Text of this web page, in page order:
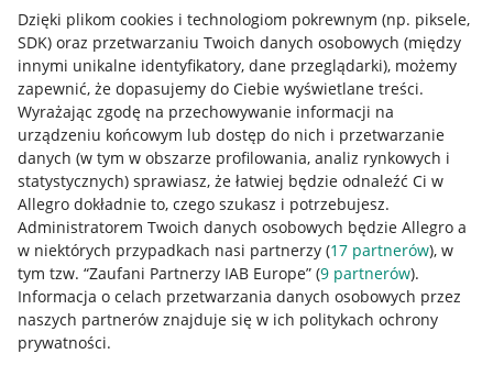
Dzięki plikom cookies i technologiom pokrewnym (np. piksele,
SDK) oraz przetwarzaniu Twoich danych osobowych (między
innymi unikalne identyfikatory, dane przeglądarki), możemy
zapewnić, że dopasujemy do Ciebie wyświetlane treści.
Wyrażając zgodę na przechowywanie informacji na
urządzeniu końcowym lub dostęp do nich i przetwarzanie
danych (w tym w obszarze profilowania, analiz rynkowych i
statystycznych) sprawiasz, że łatwiej będzie odnaleźć Ci w
Allegro dokładnie to, czego szukasz i potrzebujesz.
Administratorem Twoich danych osobowych będzie Allegro a
w niektórych przypadkach nasi partnerzy (17 partnerów), w
tym tzw. “Zaufani Partnerzy IAB Europe” (9 partnerów).
Informacja o celach przetwarzania danych osobowych przez
naszych partnerów znajduje się w ich politykach ochrony
prywatności.
Przydatne informacje
Jak to działa